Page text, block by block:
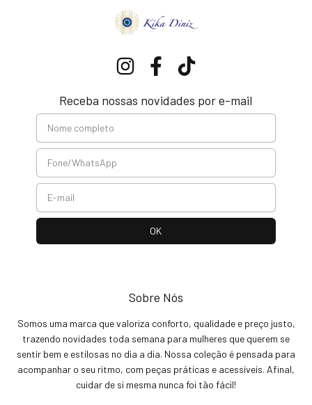
Receba nossas novidades por e-mail
Sobre Nós
Somos uma marca que valoriza conforto, qualidade e preço justo,
trazendo novidades toda semana para mulheres que querem se
sentir bem e estilosas no dia a dia. Nossa coleção é pensada para
acompanhar o seu ritmo, com peças práticas e acessíveis. Afinal,
cuidar de si mesma nunca foi tão fácil!